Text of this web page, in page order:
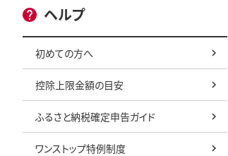
ヘルプ
初めての方へ
控除上限金額の目安
ふるさと納税確定申告ガイド
ワンストップ特例制度